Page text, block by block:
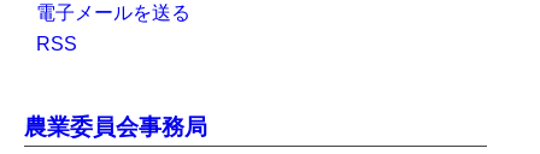
電子メールを送る
RSS
農業委員会事務局